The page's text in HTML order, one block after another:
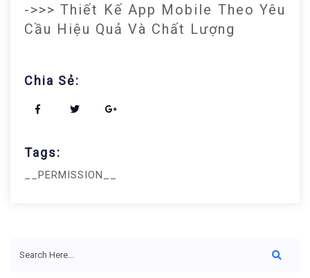
->>> Thiết Kế App Mobile Theo Yêu
Cầu Hiệu Quả Và Chất Lượng
Chia Sẻ:
Tags:
__PERMISSION__